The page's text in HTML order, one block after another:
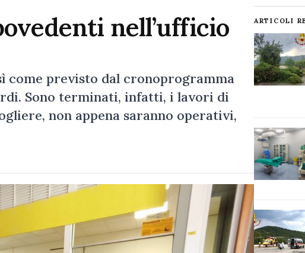
nell’ufficio
come previsto dal cronoprogramma
Sono terminati, infatti, i lavori di
non appena saranno operativi,
ARTICOLI